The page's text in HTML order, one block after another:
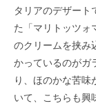
タリアのデザート
た「マリトッツォ
のクリームを挟み
かっているのがガ
り、ほのかな苦味
いて、こちらも興